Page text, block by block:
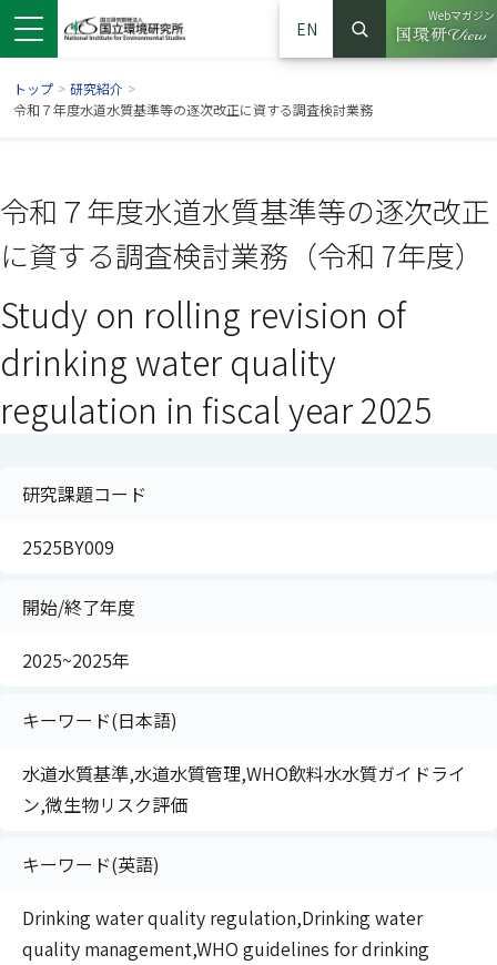
ウで開きます）
ンドウで開きます）
ウインドウで開きます）
EN
サイト内検索
検索
Webマガジン
（別ウイ
トップ > 研究紹介 >
令和７年度水道水質基準等の逐次改正に資する調査検討業務
令和７年度水道水質基準等の逐次改正
に資する調査検討業務（令和 7年度）
Study on rolling revision of
drinking water quality
regulation in fiscal year 2025
研究課題コード
2525BY009
開始/終了年度
2025~2025年
キーワード(日本語)
水道水質基準,水道水質管理,WHO飲料水水質ガイドライ
ン,微生物リスク評価
キーワード(英語)
Drinking water quality regulation,Drinking water
quality management,WHO guidelines for drinking